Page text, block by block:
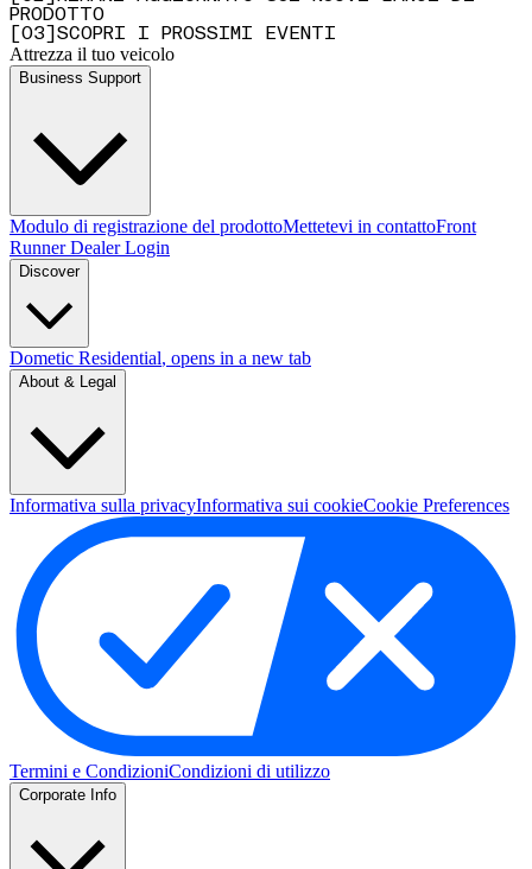
PRODOTTO
03 SCOPRI I PROSSIMI EVENTI
Attrezza il tuo veicolo
Business Support
Modulo di registrazione del prodottoMettetevi in contattoFront
Runner Dealer Login
Discover
Dometic Residential, opens in a new tab
About & Legal
Informativa sulla privacyInformativa sui cookieCookie Preferences
Termini e CondizioniCondizioni di utilizzo
Corporate Info